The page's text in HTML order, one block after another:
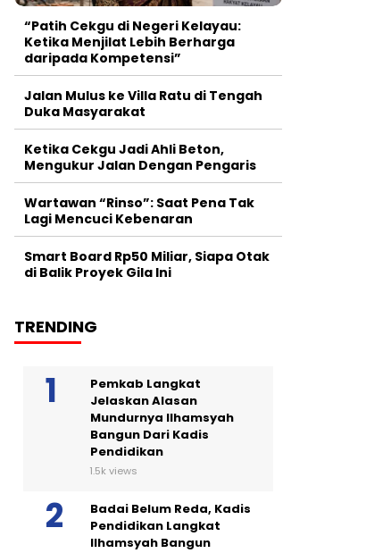
“Patih Cekgu di Negeri Kelayau:
Ketika Menjilat Lebih Berharga
daripada Kompetensi”
Jalan Mulus ke Villa Ratu di Tengah
Duka Masyarakat
Ketika Cekgu Jadi Ahli Beton,
Mengukur Jalan Dengan Pengaris
Wartawan “Rinso”: Saat Pena Tak
Lagi Mencuci Kebenaran
Smart Board Rp50 Miliar, Siapa Otak
di Balik Proyek Gila Ini
TRENDING
Pemkab Langkat
Jelaskan Alasan
Mundurnya Ilhamsyah
Bangun Dari Kadis
Pendidikan
1.5k views
Badai Belum Reda, Kadis
Pendidikan Langkat
Ilhamsyah Bangun